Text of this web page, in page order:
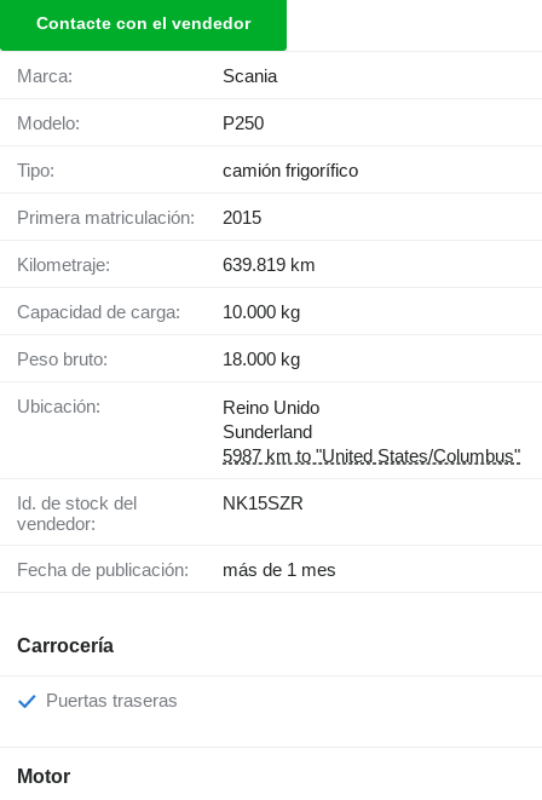
Contacte con el vendedor
Marca: Scania
Modelo: P250
Tipo: camión frigorífico
Primera matriculación: 2015
Kilometraje: 639.819 km
Capacidad de carga: 10.000 kg
Peso bruto: 18.000 kg
Ubicación:
Reino Unido
Sunderland
5987 km to "United States/Columbus"
Id. de stock del
vendedor:
NK15SZR
Fecha de publicación: más de 1 mes
Carrocería
Puertas traseras
Motor